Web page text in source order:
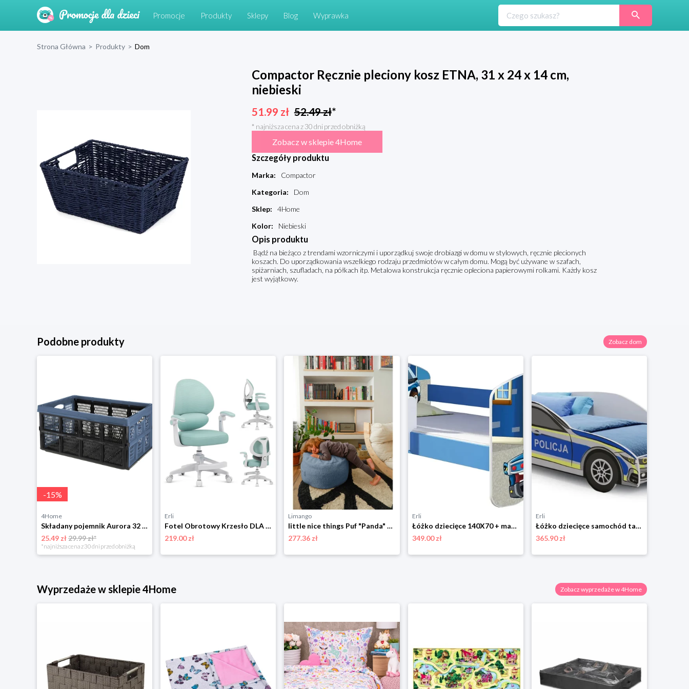
Promocje Produkty Sklepy Blog Wyprawka
Strona Główna > Produkty > Dom
Compactor Ręcznie pleciony kosz ETNA, 31 x 24 x 14 cm,
niebieski
51.99 zł 52.49zł*
* najniższa cena z 30 dni przed obniżką
Zobacz w sklepie 4Home
Szczegóły produktu
Marka:
Compactor
Kategoria:
Dom
Sklep:
4Home
Kolor: Niebieski
Opis produktu
Bądź na bieżąco z trendami wzorniczymi i uporządkuj swoje drobiazgi w domu w stylowych, ręcznie plecionych
koszach. Do uporządkowania wszelkiego rodzaju przedmiotów w całym domu. Mogą być używane w szafach,
spiżarniach, szufladach, na półkach itp. Metalowa konstrukcja ręcznie opleciona papierowymi rolkami. Każdy kosz
jest wyjątkowy.
Podobne produkty Zobacz dom
-15%
4Home
Składany pojemnik Aurora 32 L, 48 x 35 x 24 cm, niebieski 4-Home
25.49 zł29.99 zł*
*najniższa cena z 30 dni przed obniżką
Erli
Fotel Obrotowy Krzesło DLA DZIECI MŁODZIEŻY Mark Adler Junior 4.5 Blue Mint
219.00 zł
Limango
little nice things Puf "Panda" w kolorze niebieskim - wys. 20 x Ø 50 cm rozmiar: onesize
277.36 zł
Erli
Łóżko dziecięce 140X70 + materac NIEBIESKIE ACMA
349.00 zł
Erli
Łóżko dziecięce samochód tapczan 140x70 jednoosobowe materac auto POLICJA
365.90 zł
Wyprzedaże w sklepie 4Home Zobacz wyprzedaże w 4Home